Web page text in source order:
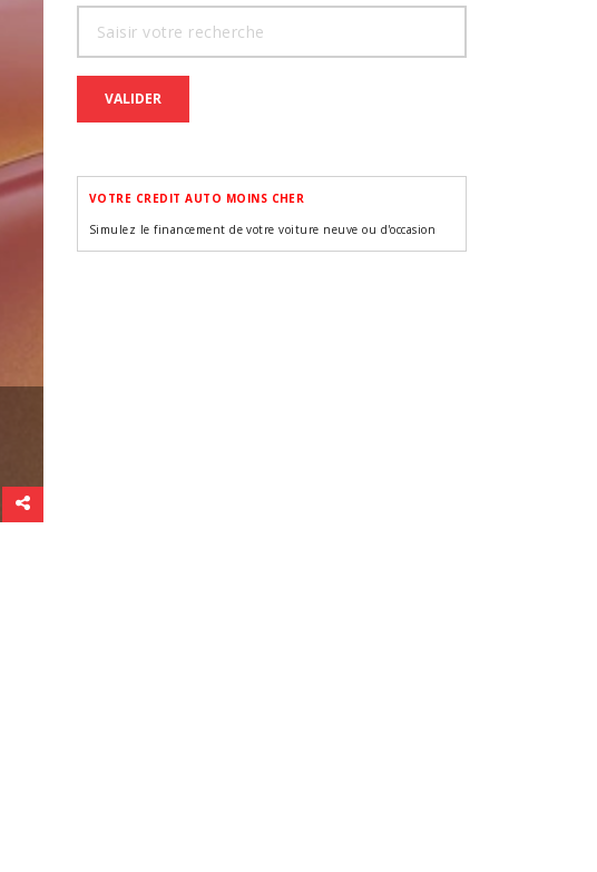
VALIDER
VOTRE CREDIT AUTO MOINS CHER
Simulez le financement de votre voiture neuve ou d'occasion